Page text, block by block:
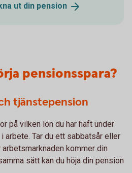
ut din pension
pensionsspara?
tjänstepension
på vilken lön du har haft under
arbete. Tar du ett sabbatsår eller
kommer din
sätt kan du höja din pension